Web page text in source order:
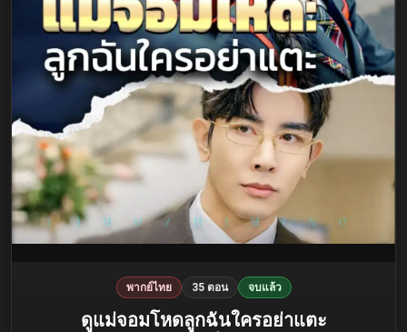
พากย์ไทย 35 ตอน จบแล้ว
ดูแม่จอมโหดลูกฉันใครอย่าแตะ